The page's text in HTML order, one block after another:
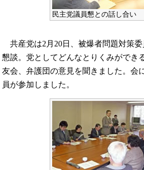
民主党議員懇との話し合い
共産党は2月20日、被爆者問題対策委
懇談。党としてどんなとりくみができ
友会、弁護団の意見を聞きました。会
員が参加しました。